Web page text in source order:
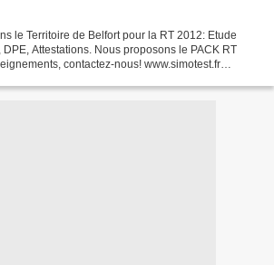
le Territoire de Belfort pour la RT 2012: Etude
Attestations. Nous proposons le PACK RT
contactez-nous! www.simotest.fr